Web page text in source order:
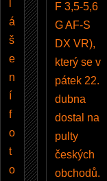
á
š
e
n
í
f
o
t
o
F 3,5-5,6
G AF-S
DX VR),
který se v
pátek 22.
dubna
dostal na
pulty
českých
obchodů.